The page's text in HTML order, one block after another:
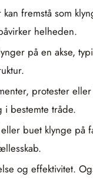
fremstå som
helheden.
på en akse,
protester
i bestemte tråde.
buet klynge
og effektivitet.